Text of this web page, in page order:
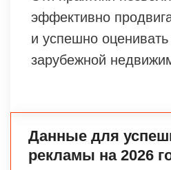
эффективно
и успешно
зарубежной
Данные для
рекламы на 2026